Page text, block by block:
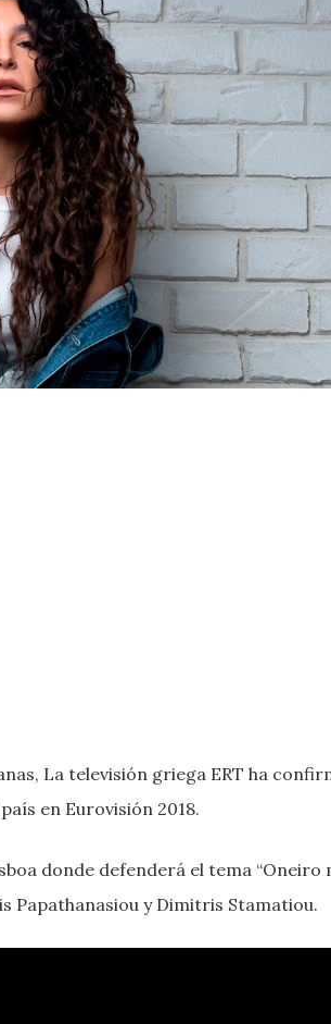
La televisión griega ERT ha
en Eurovisión 2018.
donde defenderá el tema “Oneiro
Papathanasiou y Dimitris Stamatiou.